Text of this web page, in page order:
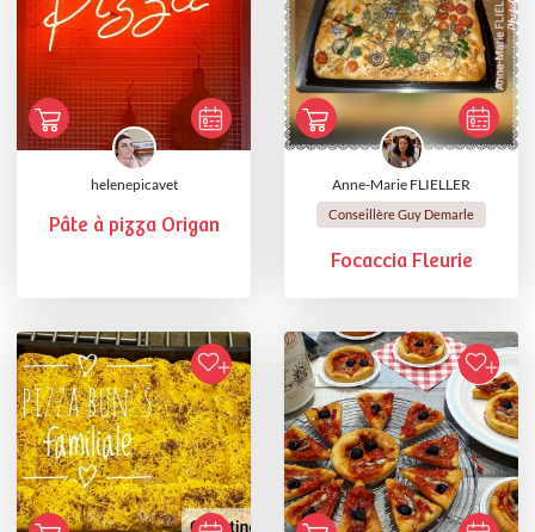
helenepicavet
Pâte à pizza Origan
Anne-Marie FLIELLER
Conseillère Guy Demarle
Focaccia Fleurie